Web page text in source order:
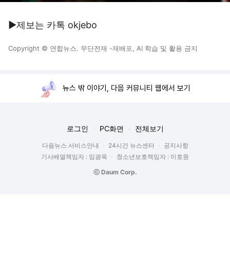
▶제보는 카톡 okjebo
Copyright © 연합뉴스. 무단전재 -재배포, AI 학습 및 활용 금지
뉴스 밖 이야기, 다음 커뮤니티 웹에서 보기
로그인 PC화면 전체보기
다음뉴스 서비스안내 24시간 뉴스센터
공지사항
기사배열책임자 : 임광욱
청소년보호책임자 : 이호원
ⓒ Daum Corp.